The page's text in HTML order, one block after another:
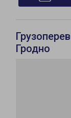
Гродно